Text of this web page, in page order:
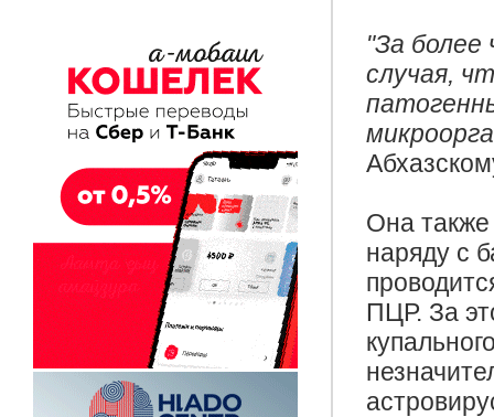
"За
случая,
Она также
наряду с
ПЦР. За